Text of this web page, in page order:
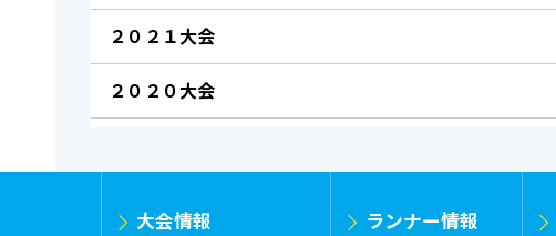
２０２１大会
２０２０大会
大会情報 ランナー情報